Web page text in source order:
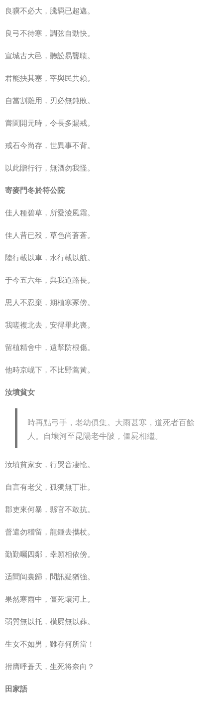
良骥不必大，騰羁已超邁。
良弓不待寒，調弦自勁快。
宣城古大邑，聽訟易聾聩。
君能抉其塞，宰與民共賴。
自當割雞用，刃必無鈍敗。
嘗聞開元時，令長多賜戒。
戒石今尚存，世異事不背。
以此贈行行，無酒勿我怪。
寄麥門冬於符公院
佳人種碧草，所愛淩風霜。
佳人昔已殁，草色尚蒼蒼。
陸行載以車，水行載以航。
于今五六年，與我道路長。
思人不忍棄，期植寒冢傍。
我嗟複北去，安得畢此喪。
留植精舍中，遠挈防根傷。
他時京岘下，不比野蒿黃。
汝墳貧女
時再點弓手，老幼俱集。大雨甚寒，道死者百餘
人。自壤河至昆陽老牛陂，僵屍相繼。
汝墳貧家女，行哭音凄怆。
自言有老父，孤獨無丁壯。
郡吏來何暴，縣官不敢抗。
督遣勿稽留，龍鍾去攜杖。
勤勤囑四鄰，幸願相依傍。
适聞闾裏歸，問訊疑猶強。
果然寒雨中，僵死壤河上。
弱質無以托，橫屍無以葬。
生女不如男，雖存何所當！
拊膺呼蒼天，生死将奈向？
田家語